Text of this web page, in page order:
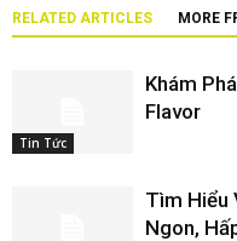
RELATED ARTICLES MORE
Tin Tức
Khám
Flavor
Tìm Hiểu
Ngon,